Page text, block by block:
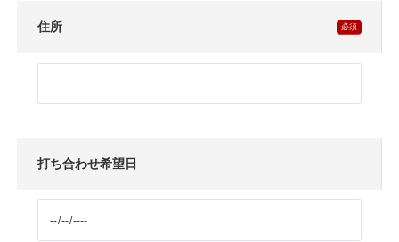
住所
打ち合わせ希望日